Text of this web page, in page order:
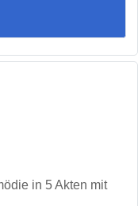
in 5 Akten mit